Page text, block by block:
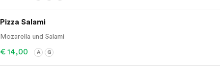
Pizza Salami
Mozarella und Salami
€ 14,00 A G